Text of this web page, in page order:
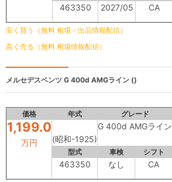
463350 2027/05 CA
安く買う（無料 相場・出品情報配信）
高く売る（無料 相場情報配信）
メルセデスベンツ G 400d AMGライン ()
価格 年式 グレード
1,199.0
万円 (昭和-1925)
G 400d AMGライン
型式 車検 シフト
463350 なし CA